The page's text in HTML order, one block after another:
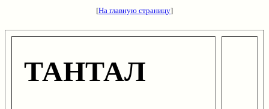
[На главную страницу]
ТАНТАЛ